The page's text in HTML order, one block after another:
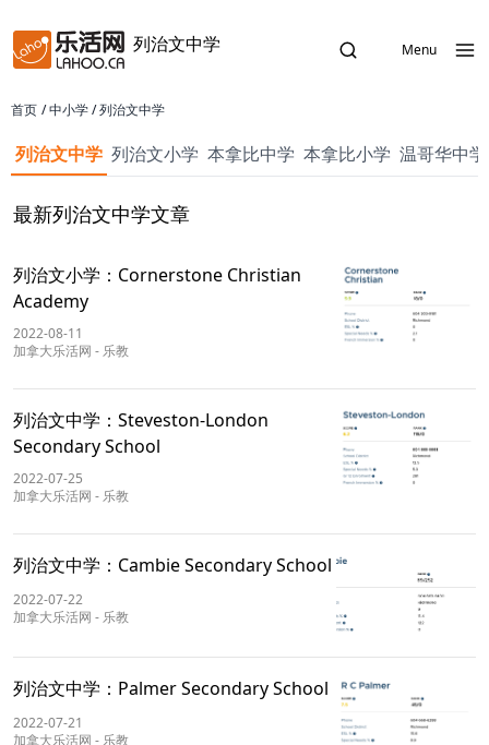
列治文中学 Menu
首页 /中小学/列治文中学
列治文中学 列治文小学 本拿比中学 本拿比小学 温哥华中学
最新列治文中学文章
列治文小学：Cornerstone Christian
Academy
2022-08-11
加拿大乐活网 - 乐教
列治文中学：Steveston-London
Secondary School
2022-07-25
加拿大乐活网 - 乐教
列治文中学：Cambie Secondary School
2022-07-22
加拿大乐活网 - 乐教
列治文中学：Palmer Secondary School
2022-07-21
加拿大乐活网 - 乐教